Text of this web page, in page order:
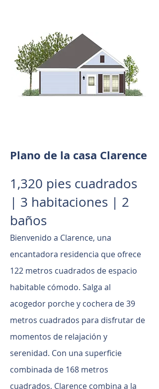
Plano de la casa Clarence
1,320 pies cuadrados
| 3 habitaciones | 2
baños
Bienvenido a Clarence, una
encantadora residencia que ofrece
122 metros cuadrados de espacio
habitable cómodo. Salga al
acogedor porche y cochera de 39
metros cuadrados para disfrutar de
momentos de relajación y
serenidad. Con una superficie
combinada de 168 metros
cuadrados, Clarence combina a la